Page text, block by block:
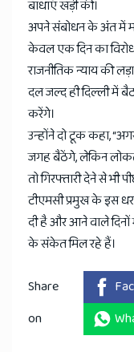
बाधाएं खड़ी कीं।
अपने संबोधन के अंत में
केवल एक दिन का
राजनीतिक न्याय की
दल जल्द ही दिल्ली में
करेंगे।
उन्होंने दो टूक कहा,
जगह बैठेंगे, लेकिन
तो गिरफ्तारी देने से भी
टीएमसी प्रमुख के इस
दी है और आने वाले
के संकेत मिल रहे हैं।
Share
on